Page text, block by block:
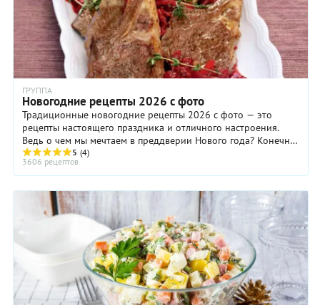
ГРУППА
Новогодние рецепты 2026 с фото
Традиционные новогодние рецепты 2026 с фото — это
рецепты настоящего праздника и отличного настроения.
Ведь о чем мы мечтаем в преддверии Нового года? Конечно,
о чуде и о настоящем праздничном застолье в кругу родных
и близких. И вот — наши маленькие мечты сбываются.
5 (4)
3606 рецептов